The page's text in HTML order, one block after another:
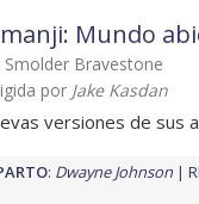
Mundo
Smolder Bravestone
por Jake Kasdan
versiones de sus
: Dwayne Johnson